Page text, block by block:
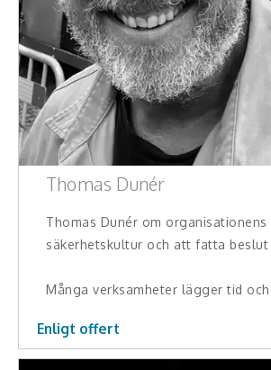
Alla talare
Alla ämnen
Thomas Dunér
Thomas Dunér om organisationens
säkerhetskultur och att fatta beslut
Många verksamheter lägger tid
Enligt offert